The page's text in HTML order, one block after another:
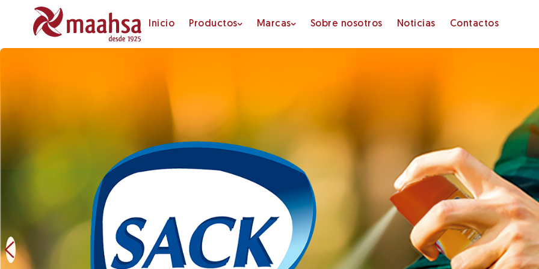
Inicio Productos Marcas Sobre nosotros Noticias Contactos